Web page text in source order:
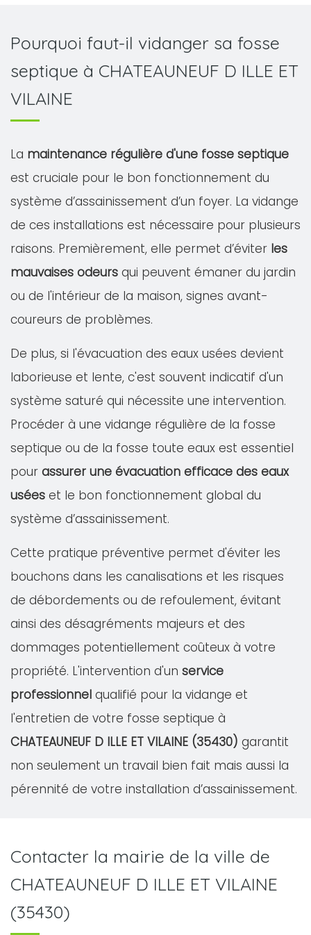
Pourquoi faut-il vidanger sa fosse
septique à CHATEAUNEUF D ILLE ET
VILAINE
La maintenance régulière d'une fosse septique
est cruciale pour le bon fonctionnement du
système d’assainissement d’un foyer. La vidange
de ces installations est nécessaire pour plusieurs
raisons. Premièrement, elle permet d’éviter les
mauvaises odeurs qui peuvent émaner du jardin
ou de l'intérieur de la maison, signes avant-
coureurs de problèmes.
De plus, si l'évacuation des eaux usées devient
laborieuse et lente, c'est souvent indicatif d'un
système saturé qui nécessite une intervention.
Procéder à une vidange régulière de la fosse
septique ou de la fosse toute eaux est essentiel
pour assurer une évacuation efficace des eaux
usées et le bon fonctionnement global du
système d’assainissement.
Cette pratique préventive permet d'éviter les
bouchons dans les canalisations et les risques
de débordements ou de refoulement, évitant
ainsi des désagréments majeurs et des
dommages potentiellement coûteux à votre
propriété. L'intervention d'un service
professionnel qualifié pour la vidange et
l'entretien de votre fosse septique à
CHATEAUNEUF D ILLE ET VILAINE (35430) garantit
non seulement un travail bien fait mais aussi la
pérennité de votre installation d’assainissement.
Contacter la mairie de la ville de
CHATEAUNEUF D ILLE ET VILAINE
(35430)